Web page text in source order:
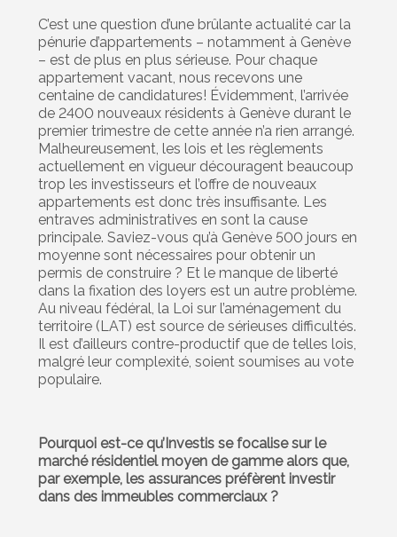
C’est une question d’une brûlante actualité car la
pénurie d’appartements – notamment à Genève
– est de plus en plus sérieuse. Pour chaque
appartement vacant, nous recevons une
centaine de candidatures! Évidemment, l’arrivée
de 2400 nouveaux résidents à Genève durant le
premier trimestre de cette année n’a rien arrangé.
Malheureusement, les lois et les règlements
actuellement en vigueur découragent beaucoup
trop les investisseurs et l’offre de nouveaux
appartements est donc très insuffisante. Les
entraves administratives en sont la cause
principale. Saviez-vous qu’à Genève 500 jours en
moyenne sont nécessaires pour obtenir un
permis de construire ? Et le manque de liberté
dans la fixation des loyers est un autre problème.
Au niveau fédéral, la Loi sur l’aménagement du
territoire (LAT) est source de sérieuses difficultés.
Il est d’ailleurs contre-productif que de telles lois,
malgré leur complexité, soient soumises au vote
populaire.
Pourquoi est-ce qu’Investis se focalise sur le
marché résidentiel moyen de gamme alors que,
par exemple, les assurances préfèrent investir
dans des immeubles commerciaux ?